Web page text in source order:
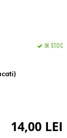
IN STOC
14,00 LEI